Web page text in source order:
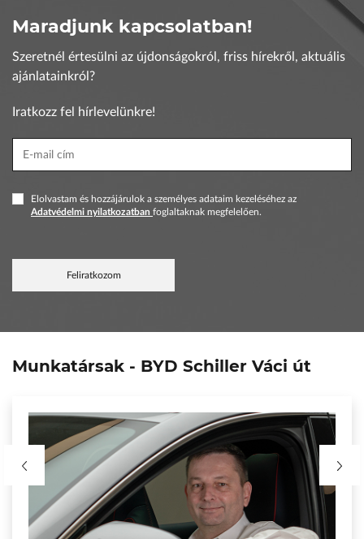
Maradjunk kapcsolatban!
Szeretnél értesülni az újdonságokról, friss hírekről, aktuális
ajánlatainkról?
Iratkozz fel hírlevelünkre!
Elolvastam és hozzájárulok a személyes adataim kezeléséhez az
Adatvédelmi nyilatkozatban foglaltaknak megfelelően.
Feliratkozom
Munkatársak - BYD Schiller Váci út